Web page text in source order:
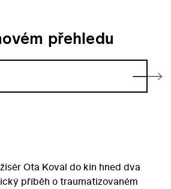
přehledu
Ota Koval do kin hned dva
příběh o traumatizovaném